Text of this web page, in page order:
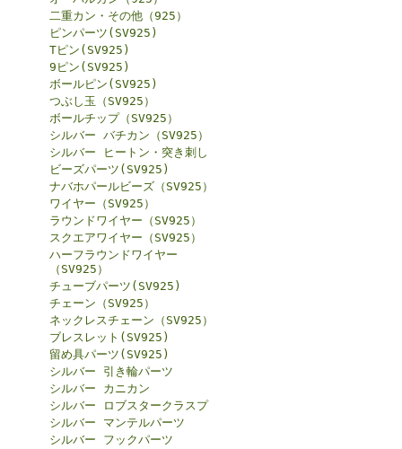
二重カン・その他（925）
ピンパーツ(SV925)
Tピン(SV925)
9ピン(SV925)
ボールピン(SV925)
つぶし玉（SV925）
ボールチップ（SV925）
シルバー バチカン（SV925）
シルバー ヒートン・突き刺し
ビーズパーツ(SV925)
ナバホパールビーズ（SV925）
ワイヤー（SV925）
ラウンドワイヤー（SV925）
スクエアワイヤー（SV925）
ハーフラウンドワイヤー
（SV925）
チューブパーツ(SV925)
チェーン（SV925）
ネックレスチェーン（SV925）
ブレスレット(SV925)
留め具パーツ(SV925)
シルバー 引き輪パーツ
シルバー カニカン
シルバー ロブスタークラスプ
シルバー マンテルパーツ
シルバー フックパーツ